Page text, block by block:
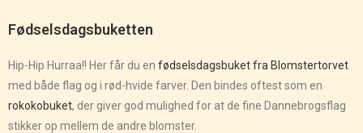
Fødselsdagsbuketten
Hip-Hip Hurraa!! Her får du en fødselsdagsbuket fra Blomstertorvet
med både flag og i rød-hvide farver. Den bindes oftest som en
rokokobuket, der giver god mulighed for at de fine Dannebrogsflag
stikker op mellem de andre blomster.